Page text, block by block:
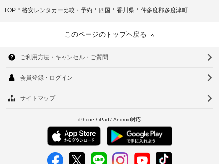
TOP 格安レンタカー比較・予約 四国 香川県 仲多度郡多度津町
このページのトップへ戻る